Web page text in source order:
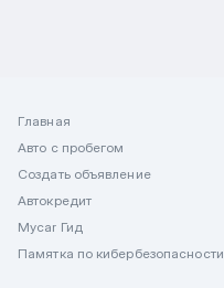
Главная
Авто с пробегом
Создать объявление
Автокредит
Mycar Гид
Памятка по кибербезопасности